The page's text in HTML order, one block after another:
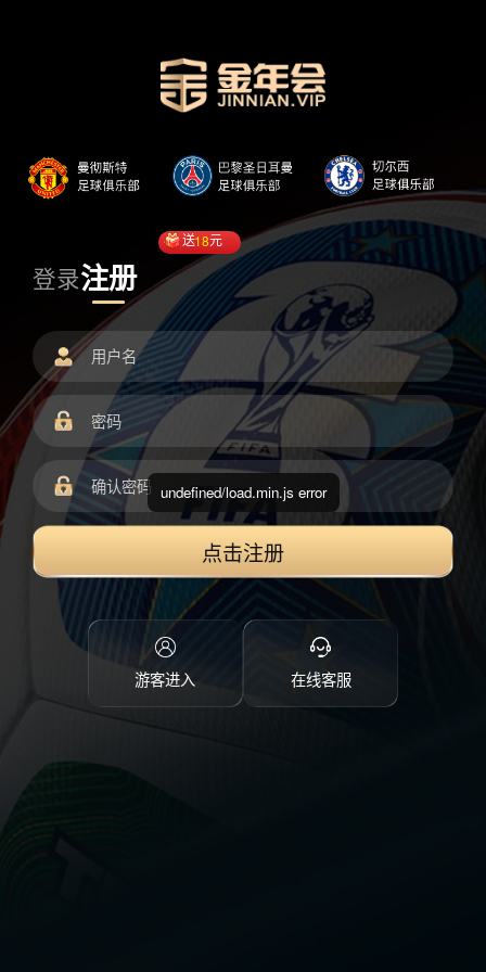
登录注册
送18元
点击注册
游客进入 在线客服
undefined/load.min.js error